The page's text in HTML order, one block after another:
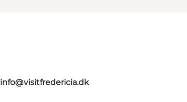
info@visitfredericia.dk